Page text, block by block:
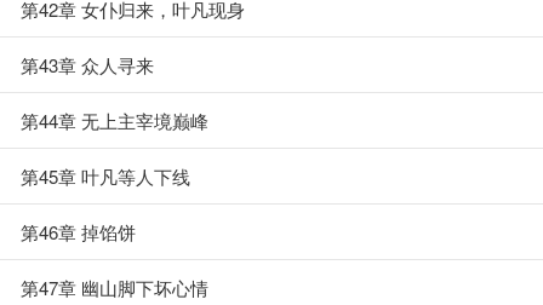
第42章 女仆归来，叶凡现身
第43章 众人寻来
第44章 无上主宰境巅峰
第45章 叶凡等人下线
第46章 掉馅饼
第47章 幽山脚下坏心情